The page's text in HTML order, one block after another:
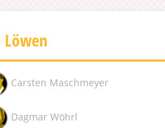
Löwen
Carsten Maschmeyer
Dagmar Wöhrl